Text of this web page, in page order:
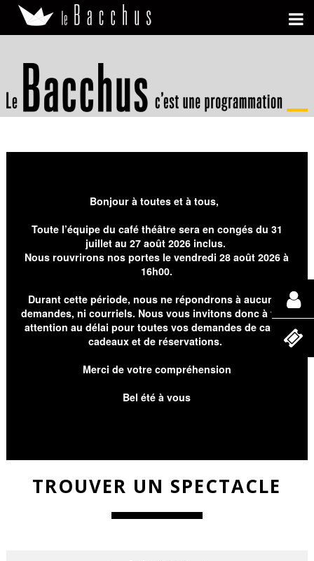
Bonjour à toutes et à tous,
Toute l’équipe du café théâtre sera en congés du 31
juillet au 27 août 2026 inclus.
Nous rouvrirons nos portes le vendredi 28 août 2026 à
16h00.
Durant cette période, nous ne répondrons à aucunes
demandes, ni courriels. Nous vous invitons donc à faire
attention au délai pour toutes vos demandes de cartes
cadeaux et de réservations.
Merci de votre compréhension
Bel été à vous
TROUVER UN SPECTACLE